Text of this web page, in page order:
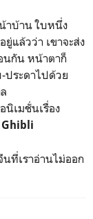
าบ้าน ใบหนึ่ง
แล้วว่า เขาจะส่ง
นกัน หน้าตาก็
ประดาไปด้วย
เมชั่นเรื่อง
ที่เราอ่านไม่ออก